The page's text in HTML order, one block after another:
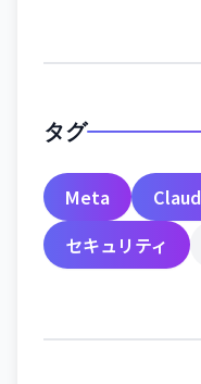
タグ
Meta
セキュリティ